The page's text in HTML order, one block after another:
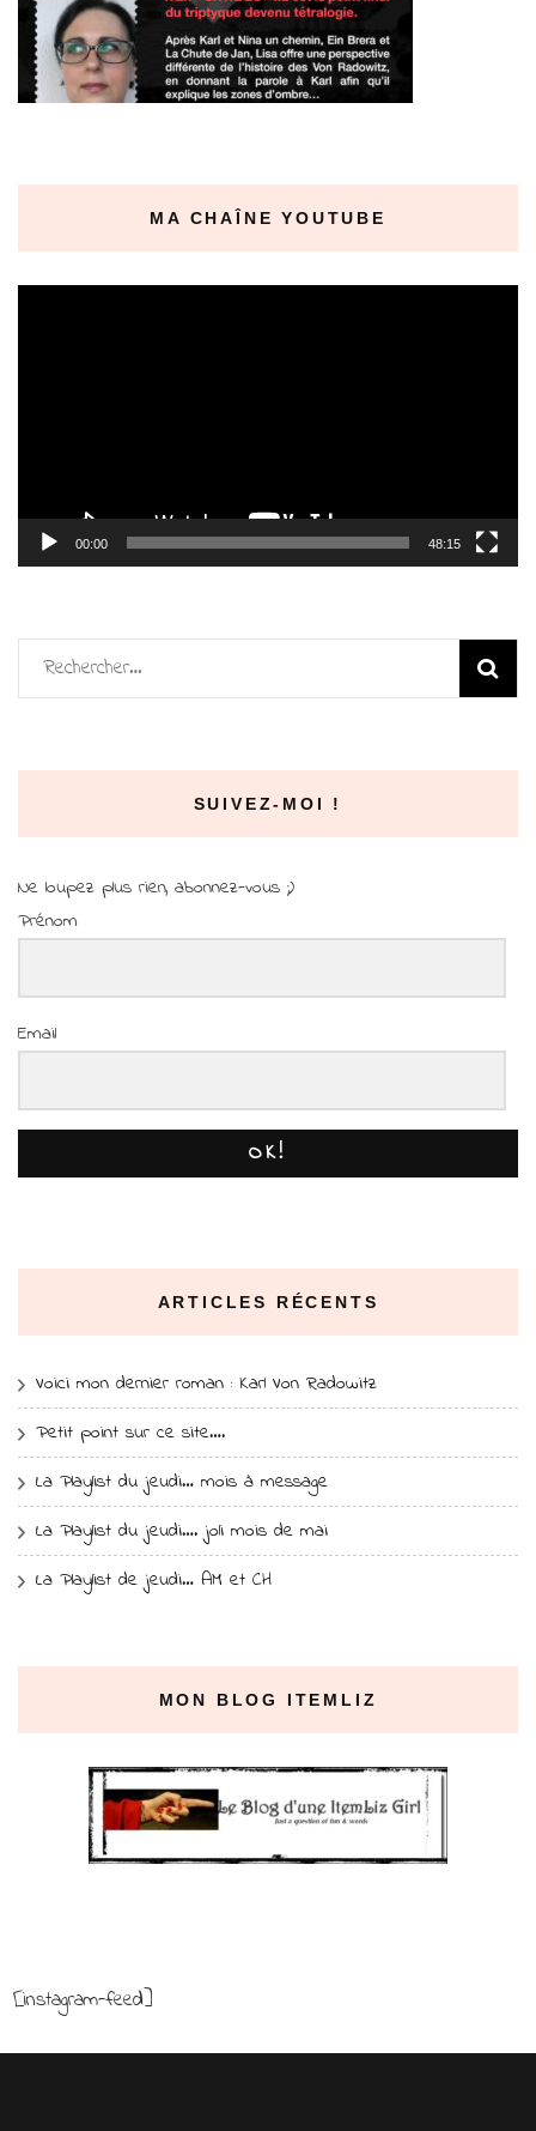
MA CHAÎNE YOUTUBE
00:00 48:15
Rechercher :
SUIVEZ-MOI !
Ne loupez plus rien, abonnez-vous ;)
Prénom
Email
OK!
ARTICLES RÉCENTS
Voici mon dernier roman : Karl Von Radowitz
Petit point sur ce site….
La Playlist du jeudi… mois à message
La Playlist du jeudi…. joli mois de mai
La Playlist de jeudi… AM et CH
MON BLOG ITEMLIZ
[instagram-feed]